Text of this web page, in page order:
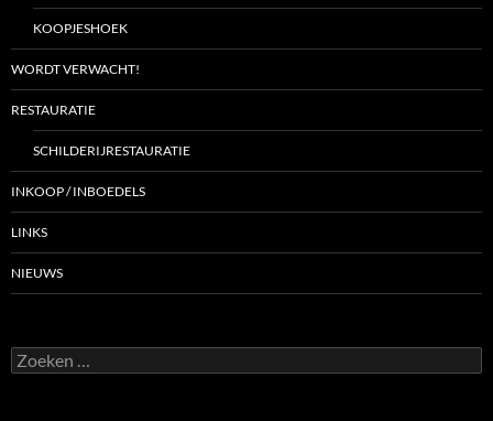
KOOPJESHOEK
WORDT VERWACHT!
RESTAURATIE
SCHILDERIJRESTAURATIE
INKOOP / INBOEDELS
LINKS
NIEUWS
Zoeken
naar: